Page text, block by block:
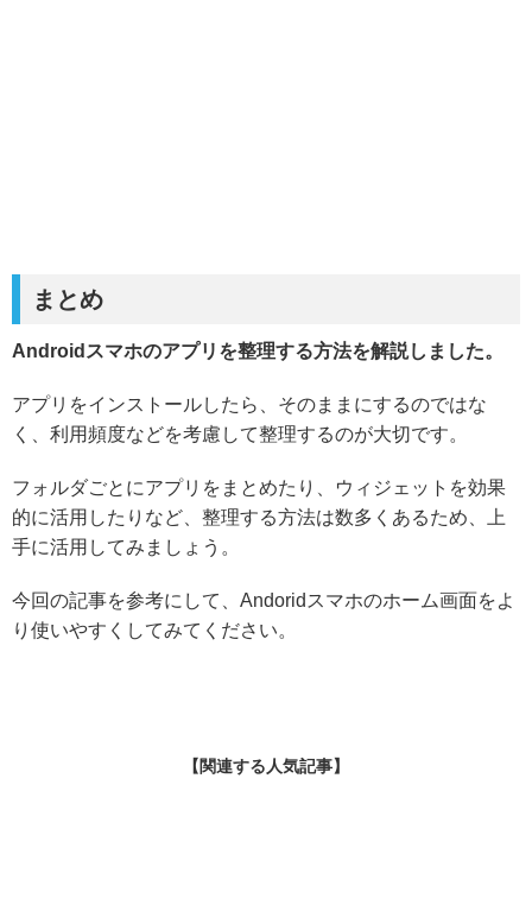
まとめ
Androidスマホのアプリを整理する方法を解説しました。
アプリをインストールしたら、そのままにするのではな
く、利用頻度などを考慮して整理するのが大切です。
フォルダごとにアプリをまとめたり、ウィジェットを効果
的に活用したりなど、整理する方法は数多くあるため、上
手に活用してみましょう。
今回の記事を参考にして、Andoridスマホのホーム画面をよ
り使いやすくしてみてください。
【関連する人気記事】